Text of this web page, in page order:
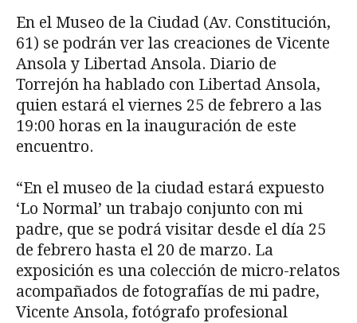
En el Museo de la Ciudad (Av. Constitución,
61) se podrán ver las creaciones de Vicente
Ansola y Libertad Ansola. Diario de
Torrejón ha hablado con Libertad Ansola,
quien estará el viernes 25 de febrero a las
19:00 horas en la inauguración de este
encuentro.
“En el museo de la ciudad estará expuesto
‘Lo Normal’ un trabajo conjunto con mi
padre, que se podrá visitar desde el día 25
de febrero hasta el 20 de marzo. La
exposición es una colección de micro-relatos
acompañados de fotografías de mi padre,
Vicente Ansola, fotógrafo profesional